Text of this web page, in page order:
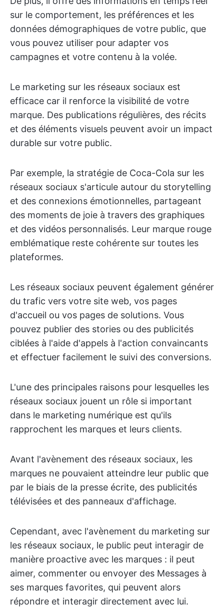
sur le comportement, les préférences et les
données démographiques de votre public, que
vous pouvez utiliser pour adapter vos
campagnes et votre contenu à la volée.
Le marketing sur les réseaux sociaux est
efficace car il renforce la visibilité de votre
marque. Des publications régulières, des récits
et des éléments visuels peuvent avoir un impact
durable sur votre public.
Par exemple, la stratégie de Coca-Cola sur les
réseaux sociaux s'articule autour du storytelling
et des connexions émotionnelles, partageant
des moments de joie à travers des graphiques
et des vidéos personnalisés. Leur marque rouge
emblématique reste cohérente sur toutes les
plateformes.
Les réseaux sociaux peuvent également générer
du trafic vers votre site web, vos pages
d'accueil ou vos pages de solutions. Vous
pouvez publier des stories ou des publicités
ciblées à l'aide d'appels à l'action convaincants
et effectuer facilement le suivi des conversions.
L'une des principales raisons pour lesquelles les
réseaux sociaux jouent un rôle si important
dans le marketing numérique est qu'ils
rapprochent les marques et leurs clients.
Avant l'avènement des réseaux sociaux, les
marques ne pouvaient atteindre leur public que
par le biais de la presse écrite, des publicités
télévisées et des panneaux d'affichage.
Cependant, avec l'avènement du marketing sur
les réseaux sociaux, le public peut interagir de
manière proactive avec les marques : il peut
aimer, commenter ou envoyer des Messages à
ses marques favorites, qui peuvent alors
répondre et interagir directement avec lui.